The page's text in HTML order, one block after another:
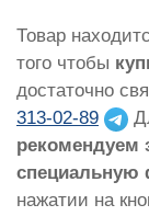
Товар
того чтобы
достаточно
313-02-89
рекомендуем
специальную
нажатии на